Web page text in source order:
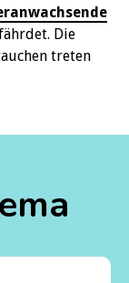
Die
treten